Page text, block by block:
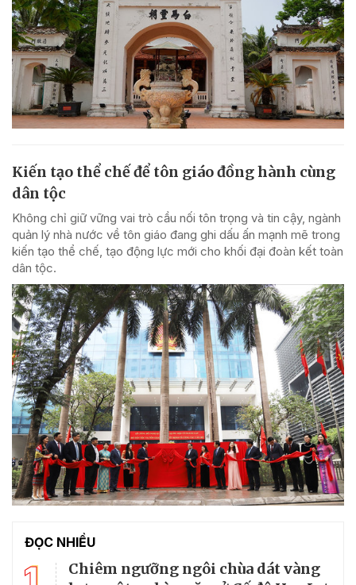
Kiến tạo thể chế để tôn giáo đồng hành cùng
dân tộc
Không chỉ giữ vững vai trò cầu nối tôn trọng và tin cậy, ngành
quản lý nhà nước về tôn giáo đang ghi dấu ấn mạnh mẽ trong
kiến tạo thể chế, tạo động lực mới cho khối đại đoàn kết toàn
dân tộc.
ĐỌC NHIỀU
Chiêm ngưỡng ngôi chùa dát vàng